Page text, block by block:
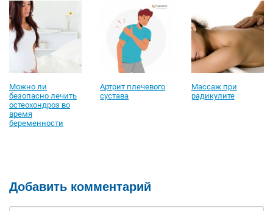
Можно ли
безопасно лечить
остеохондроз во
время
беременности
Артрит плечевого
сустава
Массаж при
радикулите
Добавить комментарий